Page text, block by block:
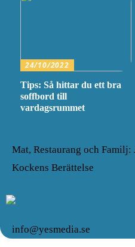
24/10/2022
Tips: Så hittar du ett bra
soffbord till
vardagsrummet
Mat, Restaurang och Familj:
Kockens Berättelse
info@yesmedia.se